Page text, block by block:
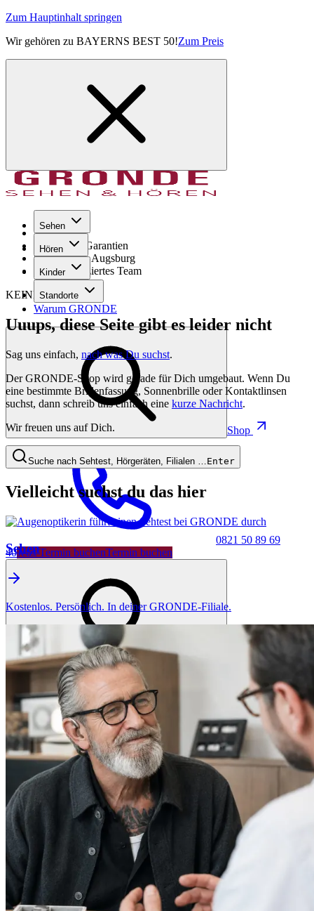
Zum Hauptinhalt springen
Wir gehören zu BAYERNS BEST 50!Zum Preis
Sehen
Hören
Kinder
Standorte
Warum GRONDE
Shop
0821 50 89 69
40Jetzt Termin buchenTermin buchen
Seit 1971
GRONDE Garantien
8× im Raum Augsburg
Hochqualifiziertes Team
KEINE SORGE!
Uuups, diese Seite gibt es leider nicht
Sag uns einfach, nach was Du suchst.
Der GRONDE-Shop wird gerade für Dich umgebaut. Wenn Du
eine bestimmte Brillenfassung, Sonnenbrille oder Kontaktlinsen
suchst, dann schreib uns einfach eine kurze Nachricht.
Wir freuen uns auf Dich.
Suche nach Sehtest, Hörgeräten, Filialen … Enter
Vielleicht suchst du das hier
Sehen
Kostenlos. Persönlich. In deiner GRONDE-Filiale.